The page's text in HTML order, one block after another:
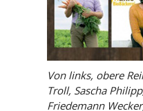
Von links, obere
Troll, Sascha
Friedemann